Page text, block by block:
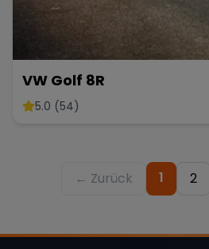
VW Golf 8R
5.0 (54)
← Zurück 1 2